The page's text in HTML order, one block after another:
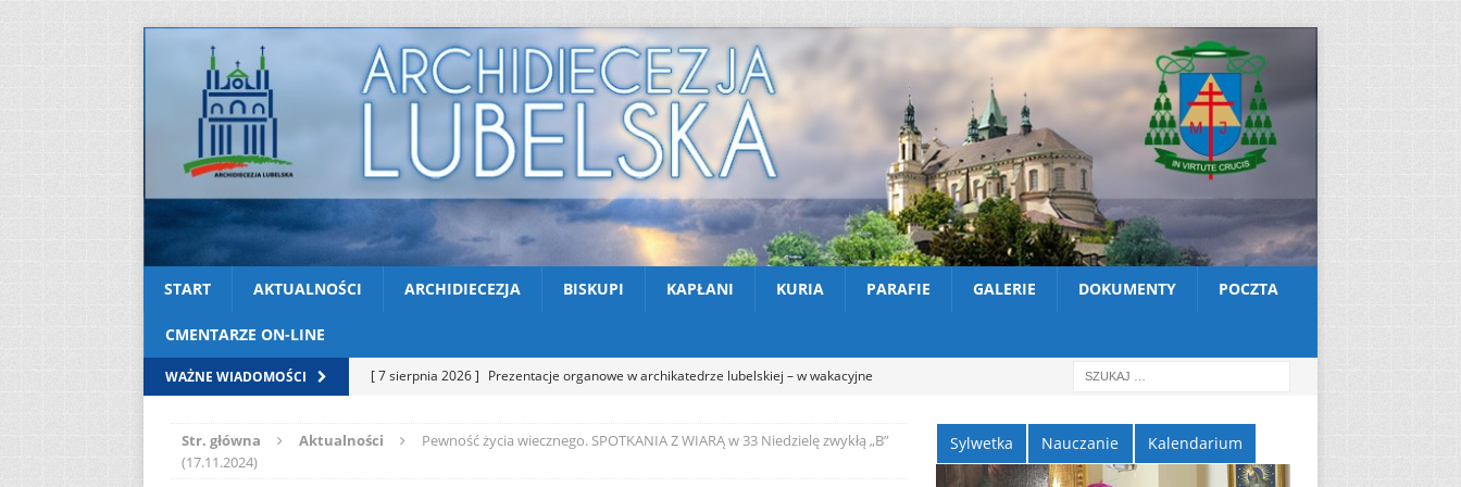
START AKTUALNOŚCI ARCHIDIECEZJA BISKUPI KAPŁANI KURIA PARAFIE GALERIE DOKUMENTY POCZTA
CMENTARZE ON-LINE
WAŻNE WIADOMOŚCI [ 7 sierpnia 2026 ] Prezentacje organowe w archikatedrze lubelskiej – w wakacyjne
[ 7 sierpnia 2026 ] Kazimierski Festiwal Organowy 2026 – Letnie koncerty w Farze
Str. główna Aktualności
Pewność życia wiecznego. SPOTKANIA Z WIARĄ w 33 Niedzielę zwykłą „B”
(17.11.2024)
Sylwetka Nauczanie Kalendarium